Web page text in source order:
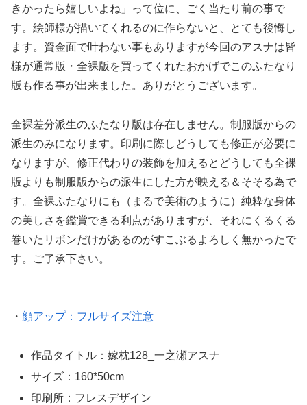
きかったら嬉しいよね」って位に、ごく当たり前の事で
す。絵師様が描いてくれるのに作らないと、とても後悔し
ます。資金面で叶わない事もありますが今回のアスナは皆
様が通常版・全裸版を買ってくれたおかげでこのふたなり
版も作る事が出来ました。ありがとうございます。
全裸差分派生のふたなり版は存在しません。制服版からの
派生のみになります。印刷に際しどうしても修正が必要に
なりますが、修正代わりの装飾を加えるとどうしても全裸
版よりも制服版からの派生にした方が映える＆そそる為で
す。全裸ふたなりにも（まるで美術のように）純粋な身体
の美しさを鑑賞できる利点がありますが、それにくるくる
巻いたリボンだけがあるのがすこぶるよろしく無かったで
す。ご了承下さい。
・ 顔アップ：フルサイズ注意
作品タイトル：嫁枕128_一之瀬アスナ
サイズ：160*50cm
印刷所：フレスデザイン